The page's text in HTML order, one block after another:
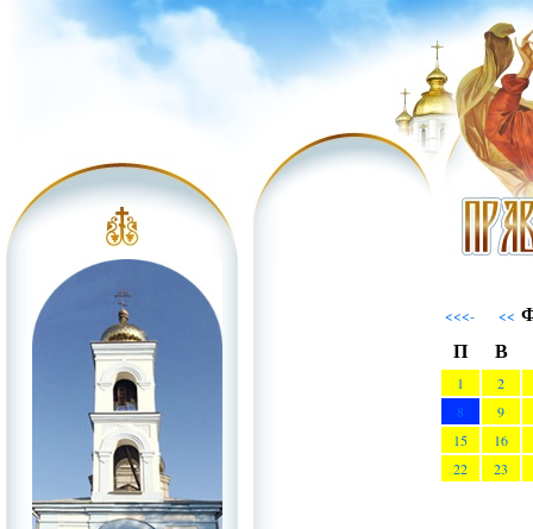
<<<- <<
П
В
1
2
8
9
15
16
22
23